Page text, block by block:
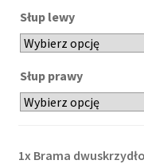
Słup lewy
Słup prawy
1x Brama